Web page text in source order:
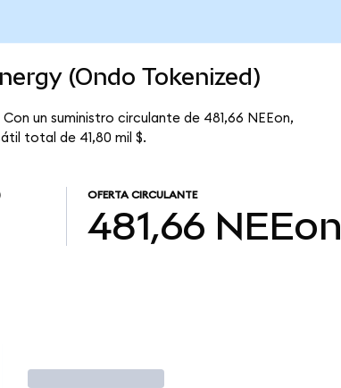
(Ondo Tokenized)
un suministro circulante de 481,66 NEEon,
total de 41,80 mil $.
OFERTA CIRCULANTE
481,66 NEEon
Operar